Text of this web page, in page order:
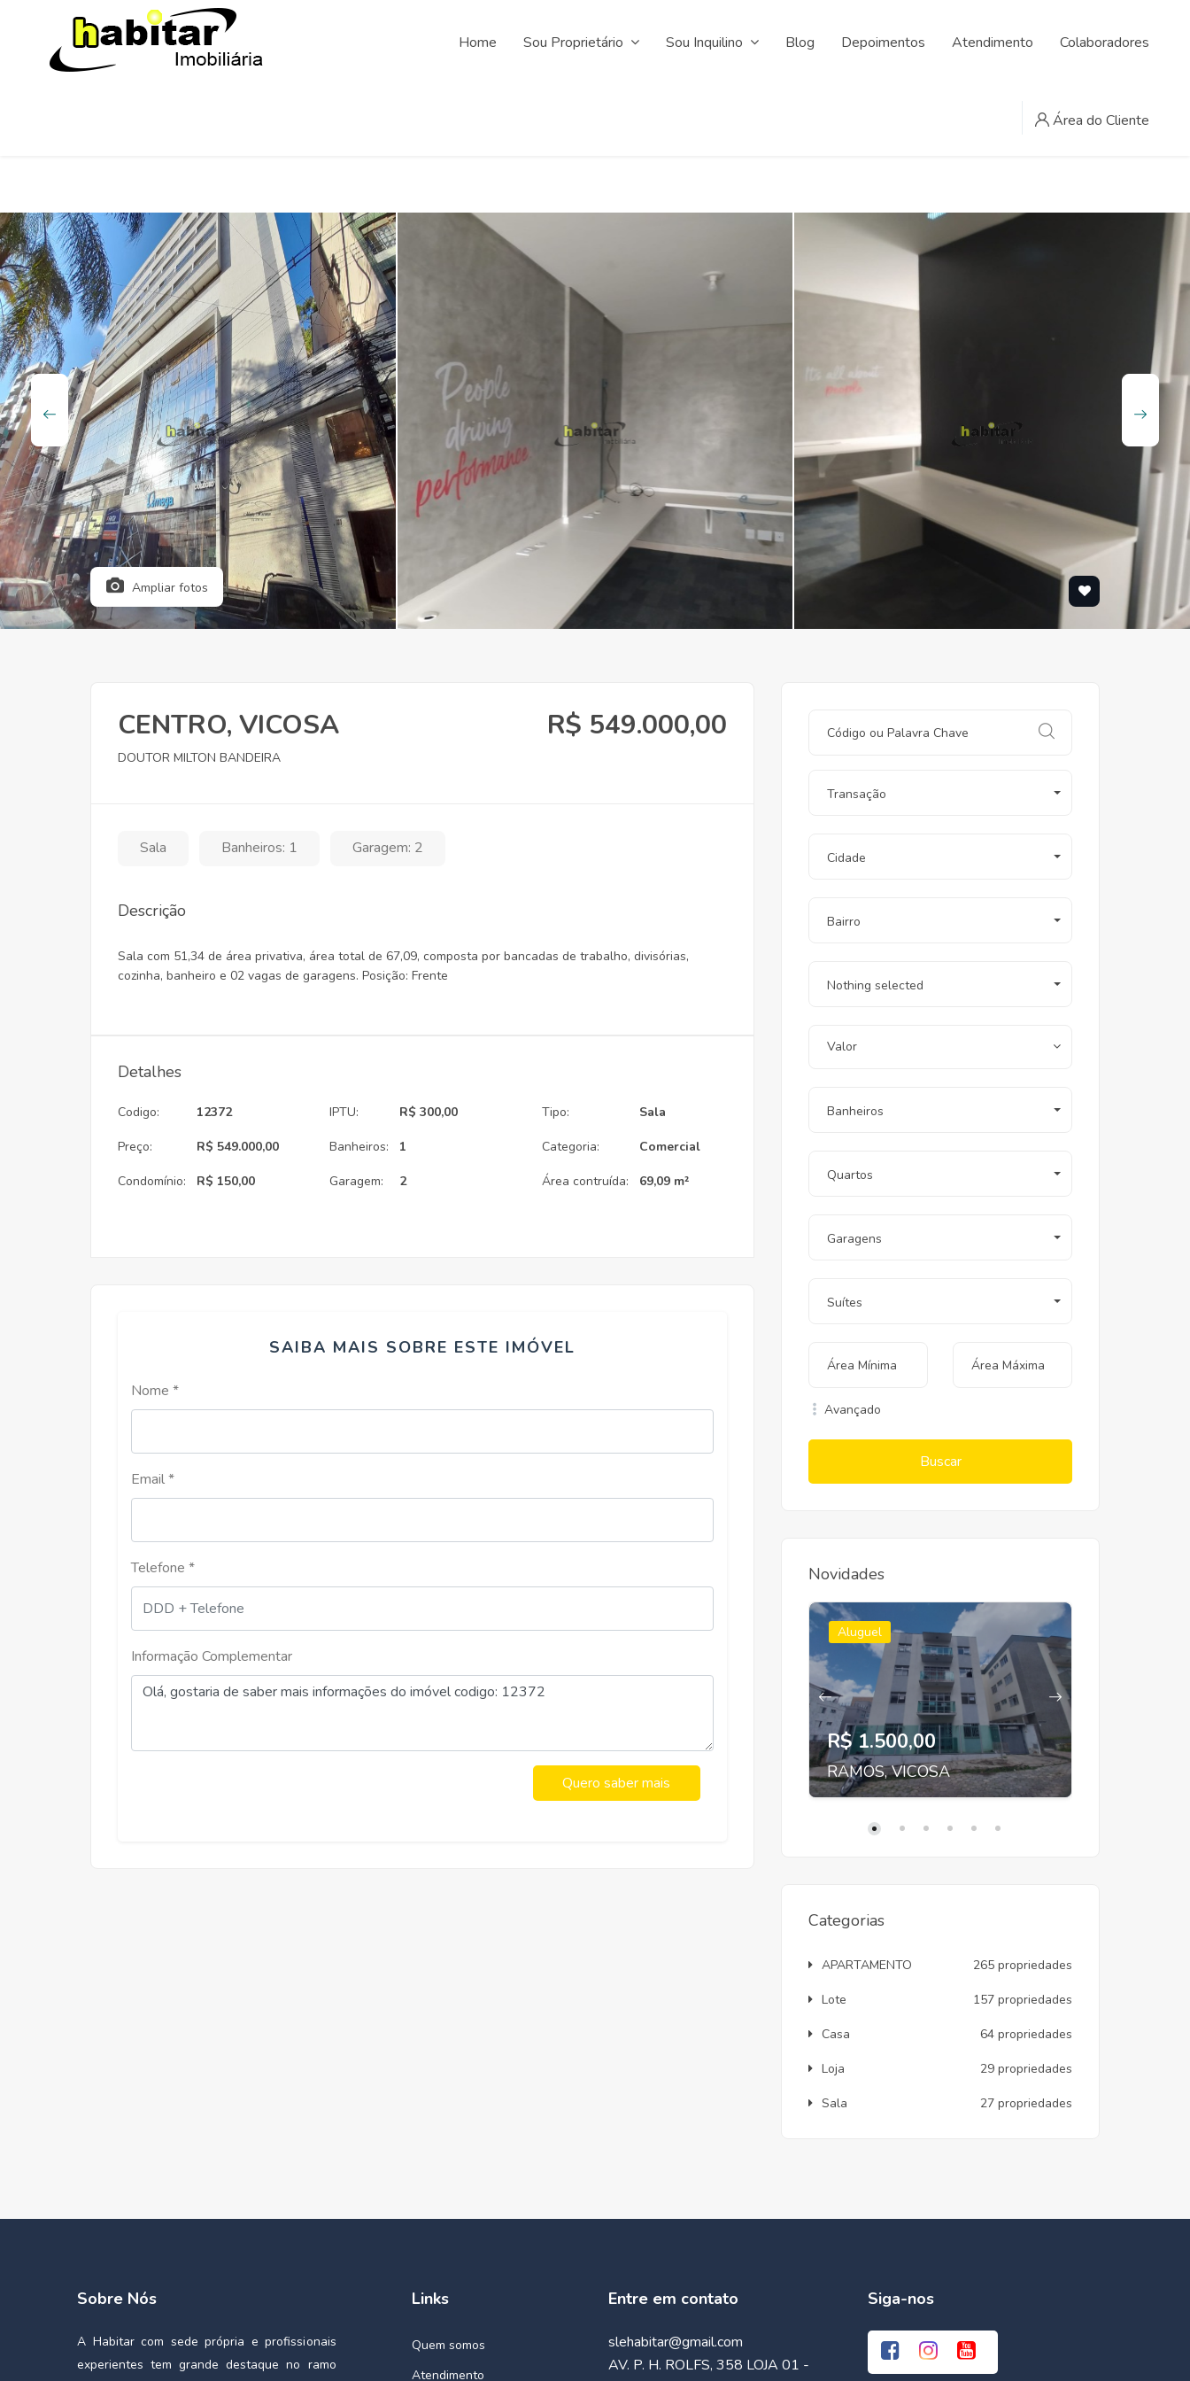
Home Sou Proprietário Sou Inquilino Blog Depoimentos Atendimento Colaboradores
Área do Cliente
Ampliar fotos
CENTRO, VICOSA
DOUTOR MILTON BANDEIRA
R$ 549.000,00
Sala Banheiros: 1 Garagem: 2
Descrição
Sala com 51,34 de área privativa, área total de 67,09, composta por bancadas de trabalho, divisórias,
cozinha, banheiro e 02 vagas de garagens. Posição: Frente
Detalhes
Codigo:
Preço:
Condomínio:
12372
R$ 549.000,00
R$ 150,00
IPTU:
Banheiros:
Garagem:
R$ 300,00
1
2
Tipo:
Categoria:
Área contruída:
Sala
Comercial
69,09 m²
SAIBA MAIS SOBRE ESTE IMÓVEL
Nome *
Email *
Telefone *
Informação Complementar
Quero saber mais
Transação
Cidade
Bairro
Nothing selected
Valor
Banheiros
Quartos
Garagens
Suítes
Avançado
Buscar
Novidades
Aluguel Aluguel
RAMOS, VICOSA
Aluguel
R$ 1.500,00
RAMOS, VICOSA
Categorias
APARTAMENTO 265 propriedades
Lote 157 propriedades
Casa 64 propriedades
Loja 29 propriedades
Sala 27 propriedades
Sobre Nós
A Habitar com sede própria e profissionais
experientes tem grande destaque no ramo
Links
Quem somos
Atendimento
Entre em contato
slehabitar@gmail.com
AV. P. H. ROLFS, 358 LOJA 01 -
Siga-nos